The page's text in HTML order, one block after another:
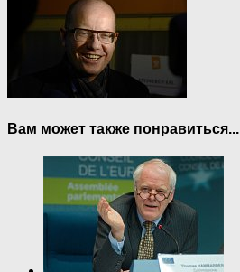
Вам может также понравиться...